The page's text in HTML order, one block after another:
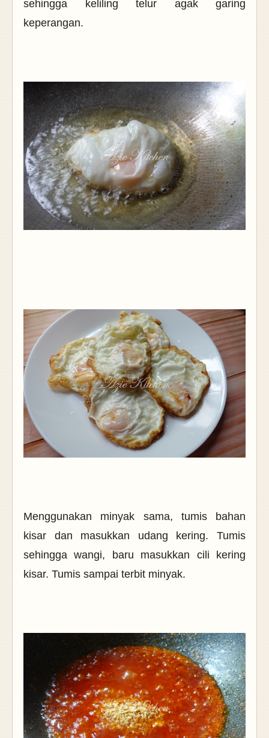
sehingga keliling telur agak garing
keperangan.
Menggunakan minyak sama, tumis bahan
kisar dan masukkan udang kering. Tumis
sehingga wangi, baru masukkan cili kering
kisar. Tumis sampai terbit minyak.